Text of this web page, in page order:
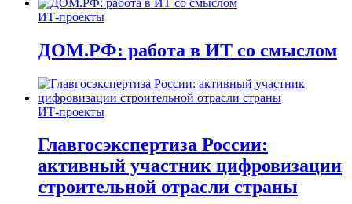
ИТ-проекты
ДОМ.РФ: работа в ИТ со смыслом
ИТ-проекты
Главгосэкспертиза России:
активный участник цифровизации
строительной отрасли страны